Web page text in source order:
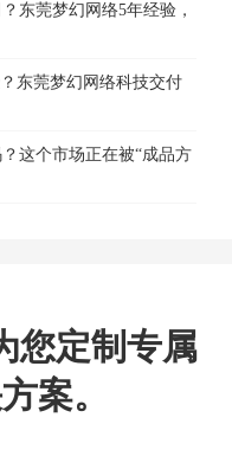
东莞梦幻网络5年经验，
东莞梦幻网络科技交付
这个市场正在被“成品方
您定制专属
案。